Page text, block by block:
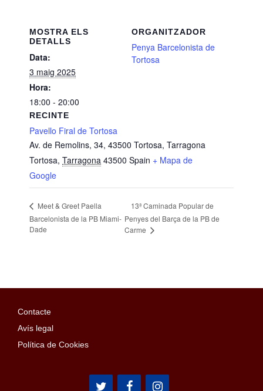
MOSTRA ELS
DETALLS
Data:
3 maig 2025
Hora:
18:00 - 20:00
RECINTE
Pavello Firal de Tortosa
Av. de Remolins, 34, 43500 Tortosa, Tarragona
Tortosa, Tarragona 43500 Spain + Mapa de
Google
ORGANITZADOR
Penya Barcelonista de
Tortosa
Meet & Greet Paella
Barcelonista de la PB Miami-
Dade
13ª Caminada Popular de
Penyes del Barça de la PB de
Carme
Contacte
Avís legal
Política de Cookies